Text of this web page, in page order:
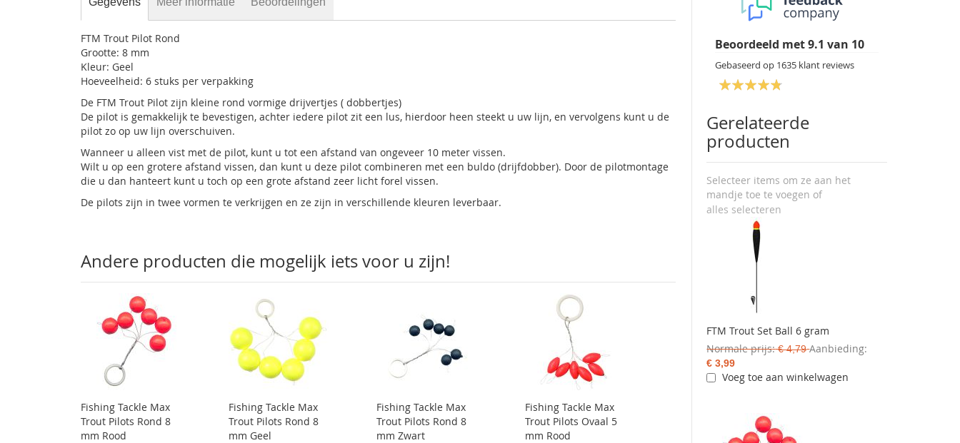
Beoordeeld met9.1 van 10
Gebaseerd op 1635 klant reviews
Gerelateerde
producten
Selecteer items om ze aan het
mandje toe te voegen of
alles selecteren
FTM Trout Set Ball 6 gram
Normale prijs € 4,79 Aanbieding
€ 3,99
Voeg toe aan winkelwagen
FTM Trout Pilot Rond
Grootte: 8 mm
Kleur: Geel
Hoeveelheid: 6 stuks per verpakking
De FTM Trout Pilot zijn kleine rond vormige drijvertjes ( dobbertjes)
De pilot is gemakkelijk te bevestigen, achter iedere pilot zit een lus, hierdoor heen steekt u uw lijn, en vervolgens kunt u de
pilot zo op uw lijn overschuiven.
Wanneer u alleen vist met de pilot, kunt u tot een afstand van ongeveer 10 meter vissen.
Wilt u op een grotere afstand vissen, dan kunt u deze pilot combineren met een buldo (drijfdobber). Door de pilotmontage
die u dan hanteert kunt u toch op een grote afstand zeer licht forel vissen.
De pilots zijn in twee vormen te verkrijgen en ze zijn in verschillende kleuren leverbaar.
Andere producten die mogelijk iets voor u zijn!
Fishing Tackle Max
Trout Pilots Rond 8
mm Rood
Fishing Tackle Max
Trout Pilots Rond 8
mm Geel
Fishing Tackle Max
Trout Pilots Rond 8
mm Zwart
Fishing Tackle Max
Trout Pilots Ovaal 5
mm Rood